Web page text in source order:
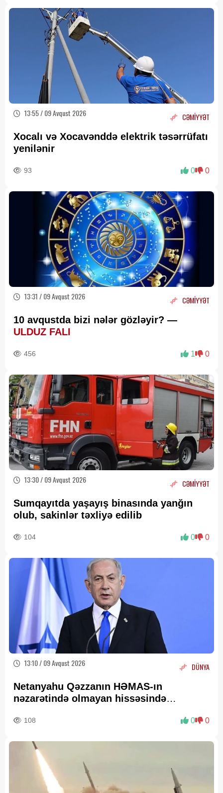
13:55 / 09 Avqust 2026 CƏMİYYƏT
Xocalı və Xocavənddə elektrik təsərrüfatı
yenilənir
93 0 0
13:31 / 09 Avqust 2026 CƏMİYYƏT
10 avqustda bizi nələr gözləyir? —
ULDUZ FALI
456 1 0
13:30 / 09 Avqust 2026 CƏMİYYƏT
Sumqayıtda yaşayış binasında yanğın
olub, sakinlər təxliyə edilib
104 0 0
13:10 / 09 Avqust 2026 DÜNYA
Netanyahu Qəzzanın HƏMAS-ın
nəzarətində olmayan hissəsində
108 0 0